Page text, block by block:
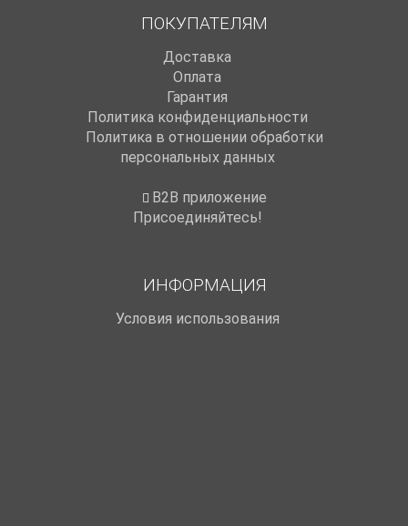
ПОКУПАТЕЛЯМ
Доставка
Оплата
Гарантия
Политика конфиденциальности
Политика в отношении обработки
персональных данных
B2B приложение
Присоединяйтесь!
ИНФОРМАЦИЯ
Условия использования